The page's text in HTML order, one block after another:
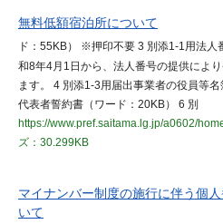
無料低額宿泊所について
ド：55KB） ※押印不要 3 別添1-1用法
和8年4月1日から、法人番号の提供によ
ます。 4 別添1-3用届出事業者の役員等
代表者誓約書（ワード：20KB） 6 別
https://www.pref.saitama.lg.jp/a0602/
ズ：30.299KB
マイナンバー制度の施行に伴う個
いて